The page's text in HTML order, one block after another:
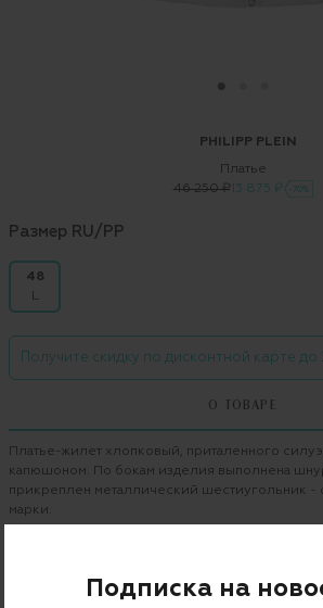
PHILIPP PLEIN
Платье
46 250 ₽ 13 875 ₽ -70%
Размер RU/PP
48
L
Получите скидку по дисконтной карте до
О ТОВАРЕ
Платье-жилет хлопковый, приталенного
капюшоном. По бокам изделия выполнена
прикреплен металлический шестиугольник -
марки.
1046 grey
Подписка на